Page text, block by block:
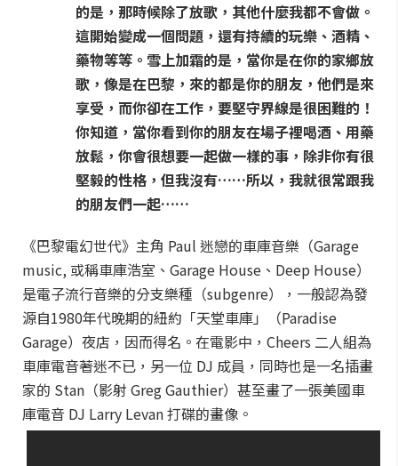
的是，那時候除了放歌，其他什麼我都不會做。
這開始變成一個問題，還有持續的玩樂、酒精、
藥物等等。雪上加霜的是，當你是在你的家鄉放
歌，像是在巴黎，來的都是你的朋友，他們是來
享受，而你卻在工作，要堅守界線是很困難的！
你知道，當你看到你的朋友在場子裡喝酒、用藥
放鬆，你會很想要一起做一樣的事，除非你有很
堅毅的性格，但我沒有……所以，我就很常跟我
的朋友們一起……
《巴黎電幻世代》主角 Paul 迷戀的車庫音樂（Garage
music, 或稱車庫浩室、Garage House、Deep House）
是電子流行音樂的分支樂種（subgenre），一般認為發
源自1980年代晚期的紐約「天堂車庫」（Paradise
Garage）夜店，因而得名。在電影中，Cheers 二人組為
車庫電音著迷不已，另一位 DJ 成員，同時也是一名插畫
家的 Stan（影射 Greg Gauthier）甚至畫了一張美國車
庫電音 DJ Larry Levan 打碟的畫像。